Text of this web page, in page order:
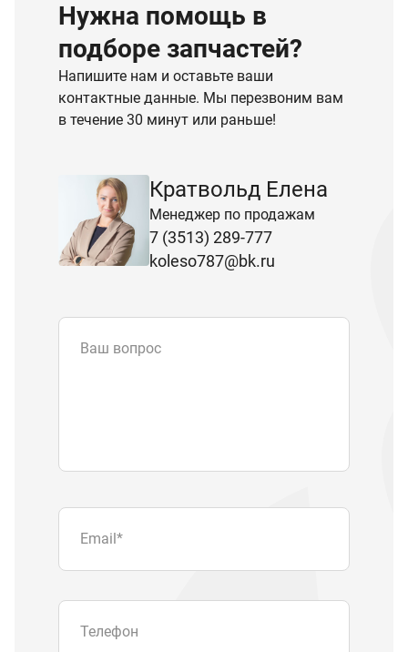
Нужна помощь в
подборе запчастей?
Напишите нам и оставьте ваши
контактные данные. Мы перезвоним вам
в течение 30 минут или раньше!
Кратвольд Елена
Менеджер по продажам
7 (3513) 289-777
koleso787@bk.ru
Ваш вопрос